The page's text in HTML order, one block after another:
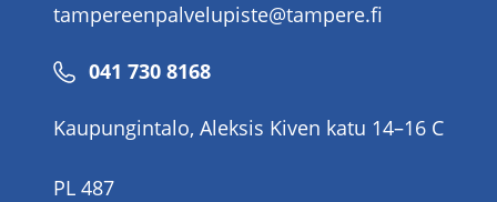
tampereenpalvelupiste@tampere.fi
Puhelinnumero
041 730 8168
Kaupungintalo, Aleksis Kiven katu 14–16 C
PL 487